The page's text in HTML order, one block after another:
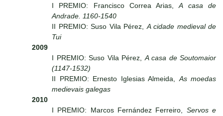
I PREMIO: Francisco Correa Arias,A casa de
Andrade. 1160-1540
II PREMIO: Suso Vila Pérez,A cidade medieval de
Tui
2009
I PREMIO: Suso Vila Pérez,A casa de Soutomaior
(1147-1532)
II PREMIO: Ernesto Iglesias Almeida,As moedas
medievais galegas
2010
I PREMIO: Marcos Fernández Ferreiro, Servos e